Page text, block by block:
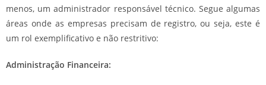
menos, um administrador responsável técnico. Segue algumas
áreas onde as empresas precisam de registro, ou seja, este é
um rol exemplificativo e não restritivo:
Administração Financeira: